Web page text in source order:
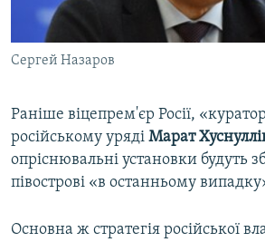
Сергей Назаров
Раніше віцепрем'єр Росії,
російському уряді Марат
опріснювальні установки будуть
півострові «в останньому
Основна ж стратегія російської